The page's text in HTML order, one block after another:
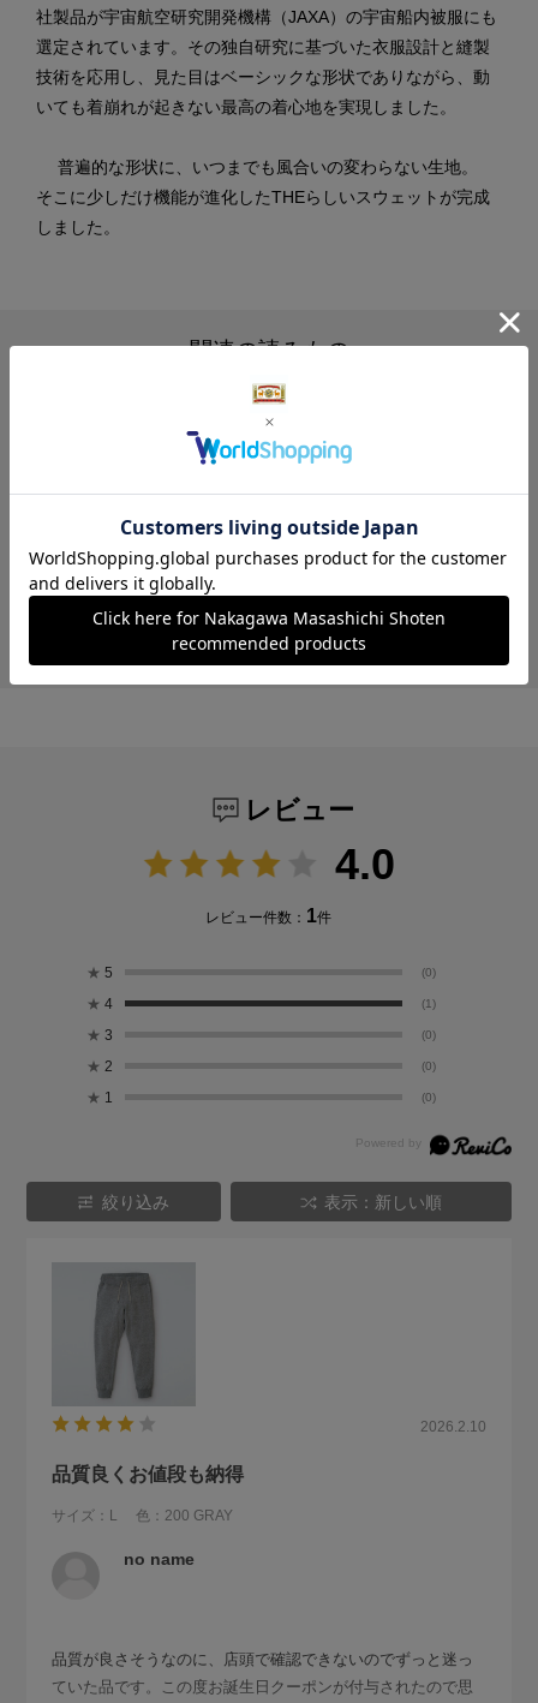
社製品が宇宙航空研究開発機構（JAXA）の宇宙船内被服にも
選定されています。その独自研究に基づいた衣服設計と縫製
技術を応用し、見た目はベーシックな形状でありながら、動
いても着崩れが起きない最高の着心地を実現しました。
普遍的な形状に、いつまでも風合いの変わらない生地。
そこに少しだけ機能が進化したTHEらしいスウェットが完成
しました。
関連の読みもの
【わたしの好きなもの】
THE のインナーとスウェッ
レビュー
4.0
レビュー件数： 1件
★ 5 (0)
★ 4 (1)
★ 3 (0)
★ 2 (0)
★ 1 (0)
絞り込み 表示：新しい順
2026.2.10
品質良くお値段も納得
サイズ：L 色：200 GRAY
no name
品質が良さそうなのに、店頭で確認できないのでずっと迷っ
ていた品です。この度お誕生日クーポンが付与されたので思